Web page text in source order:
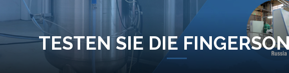
TESTEN SIE DIE